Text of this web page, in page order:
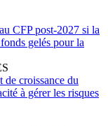
CFP post-2027 si la
gelés pour la
croissance du
à gérer les risques